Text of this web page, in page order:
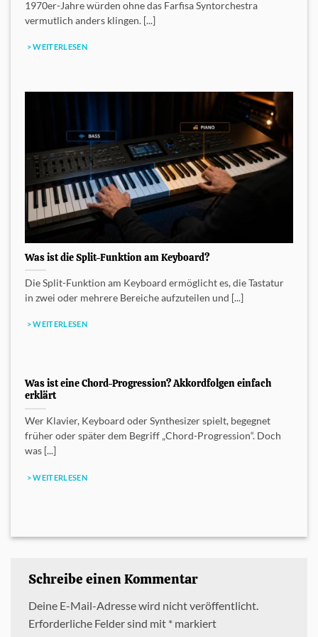
1970er-Jahre würden ohne das Farfisa Syntorchestra
vermutlich anders klingen. [...]
> WEITERLESEN
Was ist die Split-Funktion am Keyboard?
Die Split-Funktion am Keyboard ermöglicht es, die Tastatur
in zwei oder mehrere Bereiche aufzuteilen und [...]
> WEITERLESEN
Was ist eine Chord-Progression? Akkordfolgen einfach
erklärt
Wer Klavier, Keyboard oder Synthesizer spielt, begegnet
früher oder später dem Begriff „Chord-Progression“. Doch
was [...]
> WEITERLESEN
Schreibe einen Kommentar
Deine E-Mail-Adresse wird nicht veröffentlicht.
Erforderliche Felder sind mit * markiert